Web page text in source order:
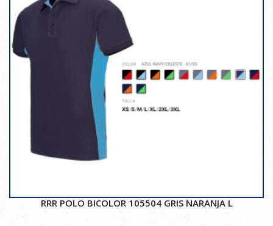
RRR POLO BICOLOR 105504 GRIS NARANJA L